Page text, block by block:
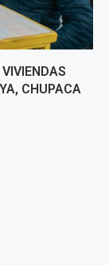
CHUPACA